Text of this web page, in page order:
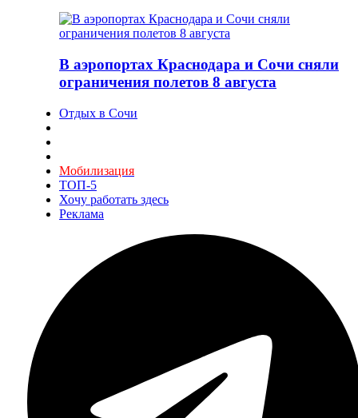
В аэропортах Краснодара и Сочи сняли
ограничения полетов 8 августа
Отдых в Сочи
Мобилизация
ТОП-5
Хочу работать здесь
Реклама